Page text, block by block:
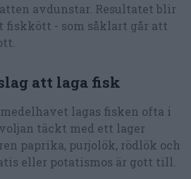
avdunstar. Resultatet blir
fiskkött - som såklart går att
att laga fisk
lagas fisken ofta i
täckt med ett lager
paprika, purjolök, rödlök och
eller potatismos är gott till.